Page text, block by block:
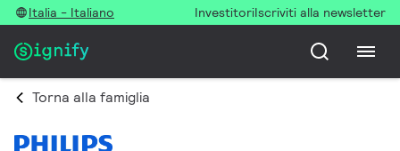
Italia - Italiano InvestitoriIscriviti alla newsletter
Torna alla famiglia